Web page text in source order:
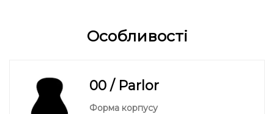
Особливості
00 / Parlor
Форма корпусу